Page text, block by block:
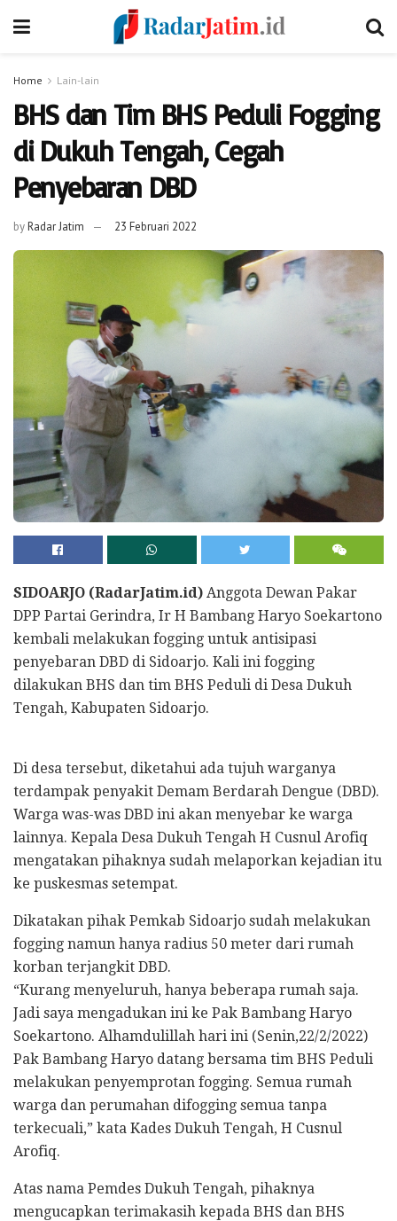
Home Lain-lain
BHS dan Tim BHS Peduli Fogging
di Dukuh Tengah, Cegah
Penyebaran DBD
byRadar Jatim 23 Februari 2022
SIDOARJO (RadarJatim.id) Anggota Dewan Pakar
DPP Partai Gerindra, Ir H Bambang Haryo Soekartono
kembali melakukan fogging untuk antisipasi
penyebaran DBD di Sidoarjo. Kali ini fogging
dilakukan BHS dan tim BHS Peduli di Desa Dukuh
Tengah, Kabupaten Sidoarjo.
Di desa tersebut, diketahui ada tujuh warganya
terdampak penyakit Demam Berdarah Dengue (DBD).
Warga was-was DBD ini akan menyebar ke warga
lainnya. Kepala Desa Dukuh Tengah H Cusnul Arofiq
mengatakan pihaknya sudah melaporkan kejadian itu
ke puskesmas setempat.
Dikatakan pihak Pemkab Sidoarjo sudah melakukan
fogging namun hanya radius 50 meter dari rumah
korban terjangkit DBD.
“Kurang menyeluruh, hanya beberapa rumah saja.
Jadi saya mengadukan ini ke Pak Bambang Haryo
Soekartono. Alhamdulillah hari ini (Senin,22/2/2022)
Pak Bambang Haryo datang bersama tim BHS Peduli
melakukan penyemprotan fogging. Semua rumah
warga dan perumahan difogging semua tanpa
terkecuali,” kata Kades Dukuh Tengah, H Cusnul
Arofiq.
Atas nama Pemdes Dukuh Tengah, pihaknya
mengucapkan terimakasih kepada BHS dan BHS